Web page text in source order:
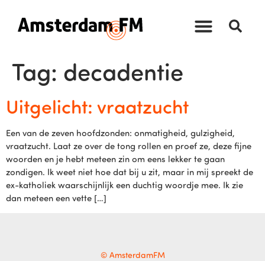
Tag: decadentie
Uitgelicht: vraatzucht
Een van de zeven hoofdzonden: onmatigheid, gulzigheid,
vraatzucht. Laat ze over de tong rollen en proef ze, deze fijne
woorden en je hebt meteen zin om eens lekker te gaan
zondigen. Ik weet niet hoe dat bij u zit, maar in mij spreekt de
ex-katholiek waarschijnlijk een duchtig woordje mee. Ik zie
dan meteen een vette […]
© AmsterdamFM